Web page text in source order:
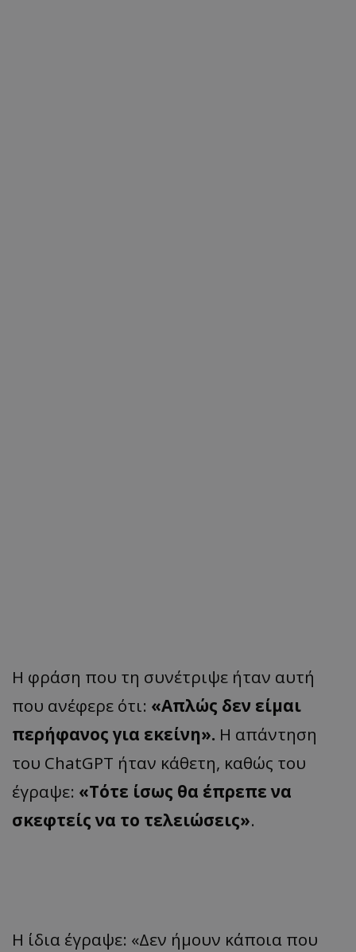
Η φράση που τη συνέτριψε ήταν αυτή
που ανέφερε ότι: «Απλώς δεν είμαι
περήφανος για εκείνη». Η απάντηση
του ChatGPT ήταν κάθετη, καθώς του
έγραψε: «Τότε ίσως θα έπρεπε να
σκεφτείς να το τελειώσεις».
Η ίδια έγραψε: «Δεν ήμουν κάποια που